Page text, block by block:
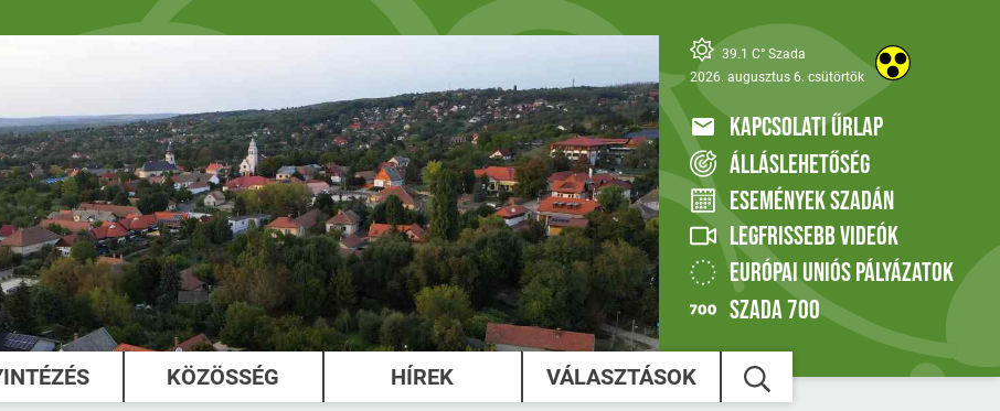
39.1 C° Szada
2026. augusztus 6. csütörtök
KAPCSOLATI ŰRLAP
ÁLLÁSLEHETŐSÉG
ESEMÉNYEK SZADÁN
LEGFRISSEBB VIDEÓK
EURÓPAI UNIÓS PÁLYÁZATOK
SZADA 700
KÖZÖSSÉG HÍREK VÁLASZTÁSOK